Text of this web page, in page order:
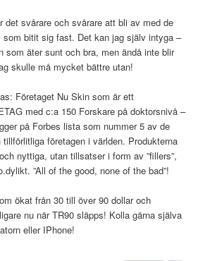
det svårare och svårare att bli av med de
som bitit sig fast. Det kan jag själv intyga –
som äter sunt och bra, men ändå inte blir
skulle må mycket bättre utan!
Företaget Nu Skin som är ett
med c:a 150 Forskare på doktorsnivå –
på Forbes lista som nummer 5 av de
företagen i världen. Produkterna
nyttiga, utan tillsatser i form av ”fillers”,
”All of the good, none of the bad”!
ökat från 30 till över 90 dollar och
nu när TR90 släpps! Kolla gärna själva
eller IPhone!